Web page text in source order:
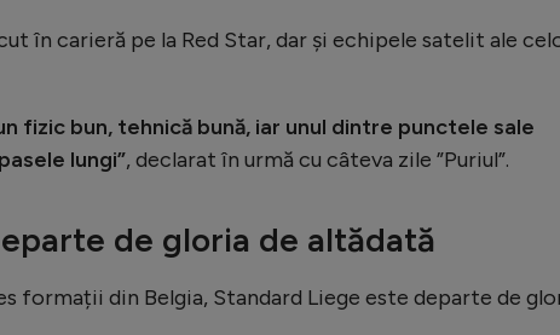
în carieră pe la Red Star, dar și echipele satelit ale
fizic bun, tehnică bună, iar unul dintre punctele sale
lungi”, declarat în urmă cu câteva zile ”Puriul”.
de gloria de altădată
formații din Belgia, Standard Liege este departe de